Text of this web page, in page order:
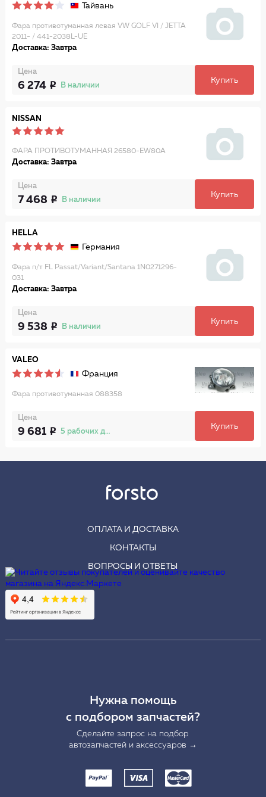
Тайвань
Фара противотуманная левая VW GOLF VI / JETTA
2011- / 441-2038L-UE
Доставка: Завтра
Цена
6 274 В наличии
Купить
NISSAN
ФАРА ПРОТИВОТУМАННАЯ 26580-EW80A
Доставка: Завтра
Цена
7 468 В наличии
Купить
HELLA
Германия
Фара п/т FL Passat/Variant/Santana 1N0271296-
031
Доставка: Завтра
Цена
9 538 В наличии
Купить
VALEO
Франция
Фара противотуманная 088358
Цена
9 681 5 рабочих дней
Купить
ОПЛАТА И ДОСТАВКА
КОНТАКТЫ
ВОПРОСЫ И ОТВЕТЫ
Нужна помощь
с подбором запчастей?
Сделайте запрос на подбор
автозапчастей и аксессуаров →